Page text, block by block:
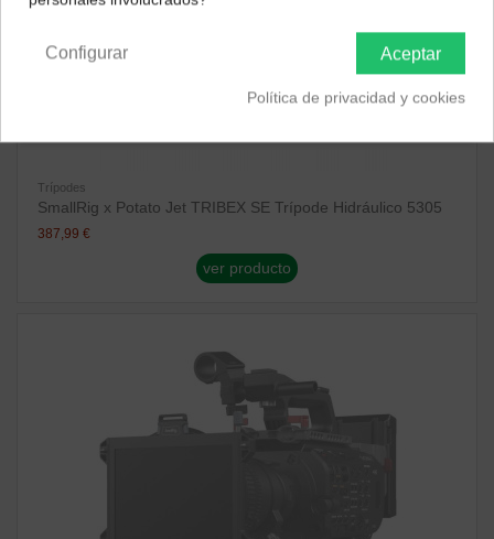
Trípodes
SmallRig x Potato Jet TRIBEX SE Trípode Hidráulico 5305
387,99 €
ver producto
Aceptar
Configurar
Política de privacidad y cookies